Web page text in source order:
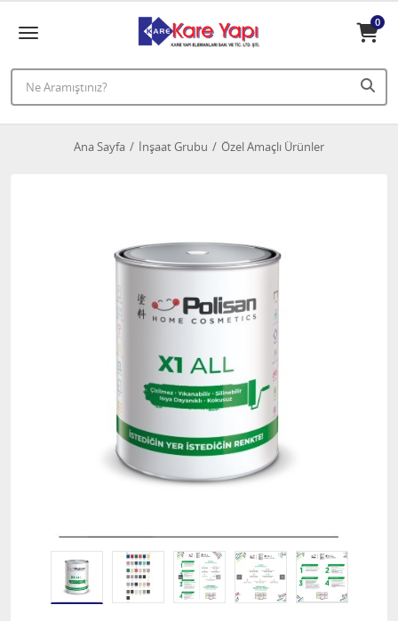
0
Ana Sayfa İnşaat Grubu Özel Amaçlı Ürünler